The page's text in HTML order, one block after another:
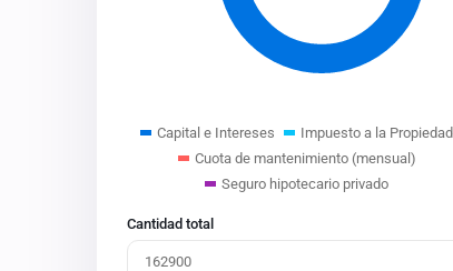
Capital e Intereses
Impuesto a la Propiedad
Cuota de mantenimiento (mensual)
Seguro hipotecario privado
Cantidad total